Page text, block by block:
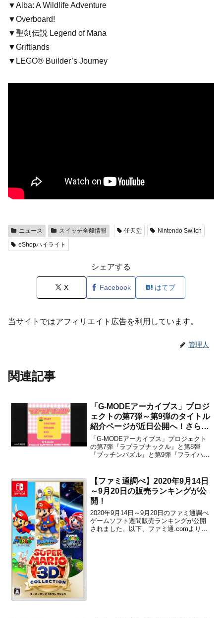
▼Alba: A Wildlife Adventure
▼Overboard!
▼聖剣伝説 Legend of Mana
▼Griftlands
▼LEGO® Builder’s Journey
ニュース スイッチ全般情報 任天堂
Nintendo Switch
eShopハイライト
シェアする
X Facebook はてブ
当サイトではアフィリエイト広告を利用しています。
管理人
関連記事
「G-MODEアーカイブス」プロジ
ェクトの第7弾～第9弾のタイトル
紹介ページが近日公開へ！さらに
第10弾以降も発表準備中
「G-MODEアーカイブス」プロジェクト
の第7弾『ラブラブナックル』と第8弾
『プッチンパズル』と第9弾『フライハイ
ー・モードから発表されました。さらに
第10弾以降もタイトル発表準備中とのこ
とですので、続報を楽...
【ファミ通調べ】2020年9月14日
～9月20日の販売ランキングが公
開！
2020年9月14日～9月20日のファミ通調べ
ゲームソフト週間販売ランキングが公開
されました。以下、ファミ通.comより。